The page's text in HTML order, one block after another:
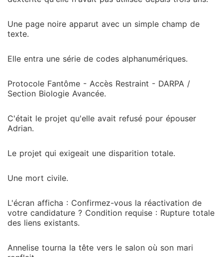
Une page noire apparut avec un simple champ de
texte.
Elle entra une série de codes alphanumériques.
Protocole Fantôme - Accès Restraint - DARPA /
Section Biologie Avancée.
C'était le projet qu'elle avait refusé pour épouser
Adrian.
Le projet qui exigeait une disparition totale.
Une mort civile.
L'écran afficha : Confirmez-vous la réactivation de
votre candidature ? Condition requise : Rupture totale
des liens existants.
Annelise tourna la tête vers le salon où son mari